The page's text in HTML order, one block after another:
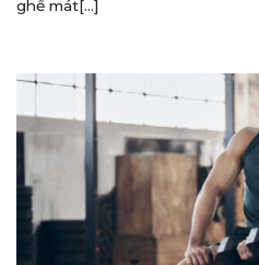
ghế mát[...]